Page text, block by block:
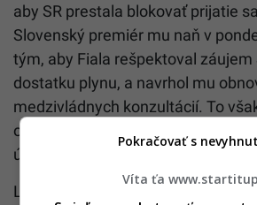
aby SR prestala blokovať prijatie
Slovenský premiér mu naň v
tým, aby Fiala rešpektoval záujem
dostatku plynu, a navrhol mu
medzivládnych konzultácií. To
odmietol so slovami, že
úrovni je postačujúca.
Lipavský v utorok uviedol, že
Víta ťa
Pokračovať s